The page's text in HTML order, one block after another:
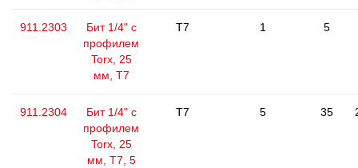
911.2303
Бит 1/4" с
профилем
Torx, 25
мм, Т7
T7 1 5
911.2304
Бит 1/4" с
профилем
Torx, 25
мм, Т7, 5
T7 5 35